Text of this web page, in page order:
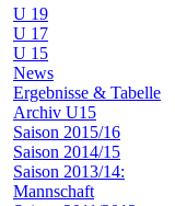
U 19
U 17
U 15
News
Ergebnisse & Tabelle
Archiv U15
Saison 2015/16
Saison 2014/15
Saison 2013/14:
Mannschaft